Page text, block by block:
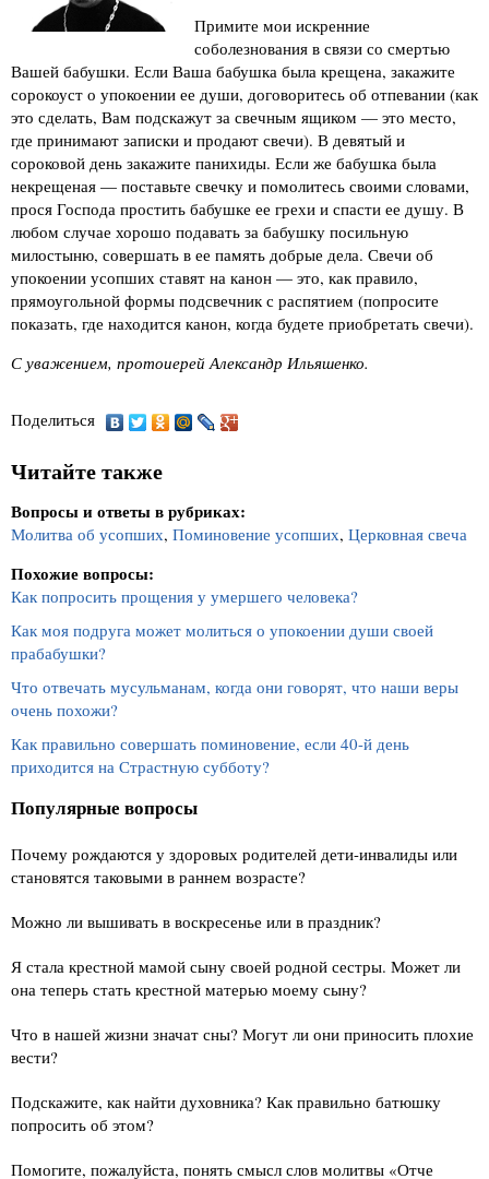
Примите мои искренние
соболезнования в связи со смертью
Вашей бабушки. Если Ваша бабушка была крещена, закажите
сорокоуст о упокоении ее души, договоритесь об отпевании (как
это сделать, Вам подскажут за свечным ящиком — это место,
где принимают записки и продают свечи). В девятый и
сороковой день закажите панихиды. Если же бабушка была
некрещеная — поставьте свечку и помолитесь своими словами,
прося Господа простить бабушке ее грехи и спасти ее душу. В
любом случае хорошо подавать за бабушку посильную
милостыню, совершать в ее память добрые дела. Свечи об
упокоении усопших ставят на канон — это, как правило,
прямоугольной формы подсвечник с распятием (попросите
показать, где находится канон, когда будете приобретать свечи).
С уважением, протоиерей Александр Ильяшенко.
Поделиться
Читайте также
Вопросы и ответы в рубриках:
Молитва об усопших, Поминовение усопших, Церковная свеча
Похожие вопросы:
Как попросить прощения у умершего человека?
Как моя подруга может молиться о упокоении души своей
прабабушки?
Что отвечать мусульманам, когда они говорят, что наши веры
очень похожи?
Как правильно совершать поминовение, если 40-й день
приходится на Страстную субботу?
Популярные вопросы
Почему рождаются у здоровых родителей дети-инвалиды или
становятся таковыми в раннем возрасте?
Можно ли вышивать в воскресенье или в праздник?
Я стала крестной мамой сыну своей родной сестры. Может ли
она теперь стать крестной матерью моему сыну?
Что в нашей жизни значат сны? Могут ли они приносить плохие
вести?
Подскажите, как найти духовника? Как правильно батюшку
попросить об этом?
Помогите, пожалуйста, понять смысл слов молитвы «Отче